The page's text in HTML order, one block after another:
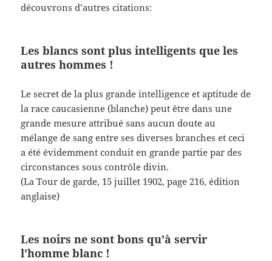
découvrons d’autres citations:
Les blancs sont plus intelligents que les
autres hommes !
Le secret de la plus grande intelligence et aptitude de
la race caucasienne (blanche) peut être dans une
grande mesure attribué sans aucun doute au
mélange de sang entre ses diverses branches et ceci
a été évidemment conduit en grande partie par des
circonstances sous contrôle divin.
(La Tour de garde, 15 juillet 1902, page 216, édition
anglaise)
Les noirs ne sont bons qu’à servir
l’homme blanc !